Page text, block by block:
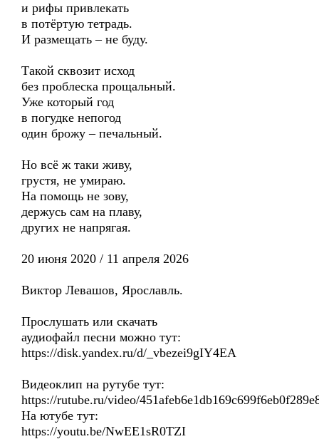
и рифы привлекать
в потёртую тетрадь.
И размещать – не буду.
Такой сквозит исход
без проблеска прощальный.
Уже который год
в погудке непогод
один брожу – печальный.
Но всё ж таки живу,
грустя, не умираю.
На помощь не зову,
держусь сам на плаву,
других не напрягая.
20 июня 2020 / 11 апреля 2026
Виктор Левашов, Ярославль.
Прослушать или скачать
аудиофайл песни можно тут:
https://disk.yandex.ru/d/_vbezei9gIY4EA
Видеоклип на рутубе тут:
https://rutube.ru/video/
На ютубе тут:
https://youtu.be/NwEE1sR0TZI